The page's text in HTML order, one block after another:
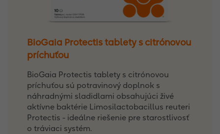
BioGaia Protectis tablety s citrónovou
príchuťou
BioGaia Protectis tablety s citrónovou
príchuťou sú potravinový doplnok s
náhradnými sladidlami obsahujúci živé
aktívne baktérie Limosilactobacillus reuteri
Protectis - ideálne riešenie pre starostlivosť
o tráviaci systém.